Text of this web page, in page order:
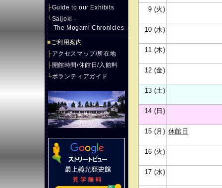
├Guide to our Exhibits
└Saijoki -
The Mogami Chronicles -
■ご利用案内
├アクセスマップ/所在地
├開館時間/休館日/入館料
└ボランティアガイド
9 (火)
10 (水)
11 (木)
12 (金)
13 (土)
14 (日)
15 (月) 休館日
16 (火)
17 (水)